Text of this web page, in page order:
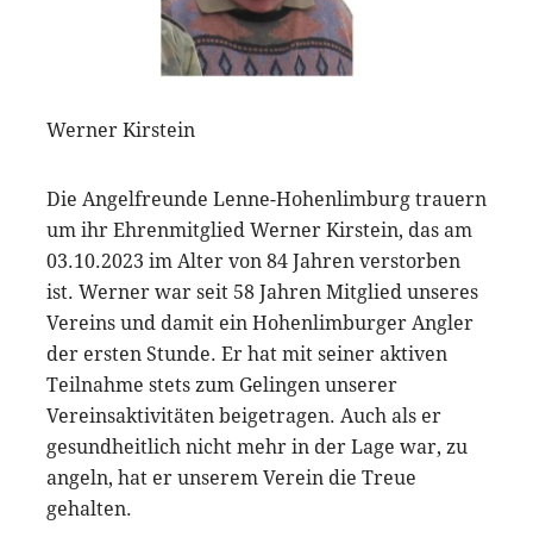
Werner Kirstein
Die Angelfreunde Lenne-Hohenlimburg trauern
um ihr Ehrenmitglied Werner Kirstein, das am
03.10.2023 im Alter von 84 Jahren verstorben
ist. Werner war seit 58 Jahren Mitglied unseres
Vereins und damit ein Hohenlimburger Angler
der ersten Stunde. Er hat mit seiner aktiven
Teilnahme stets zum Gelingen unserer
Vereinsaktivitäten beigetragen. Auch als er
gesundheitlich nicht mehr in der Lage war, zu
angeln, hat er unserem Verein die Treue
gehalten.